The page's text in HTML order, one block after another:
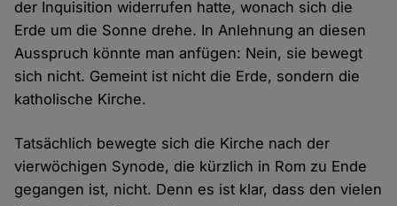
der Inquisition widerrufen hatte, wonach sich die
Erde um die Sonne drehe. In Anlehnung an diesen
Ausspruch könnte man anfügen: Nein, sie bewegt
sich nicht. Gemeint ist nicht die Erde, sondern die
katholische Kirche.
Tatsächlich bewegte sich die Kirche nach der
vierwöchigen Synode, die kürzlich in Rom zu Ende
gegangen ist, nicht. Denn es ist klar, dass den vielen